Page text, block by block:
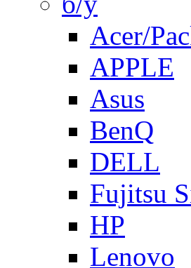
Acer/
APPLE
Asus
BenQ
DELL
Fujitsu
HP
Lenovo